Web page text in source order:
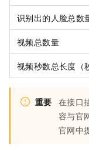
识别出的人脸总数
视频总数量
视频秒数总长度（
重要 在接口
容与官
官网中